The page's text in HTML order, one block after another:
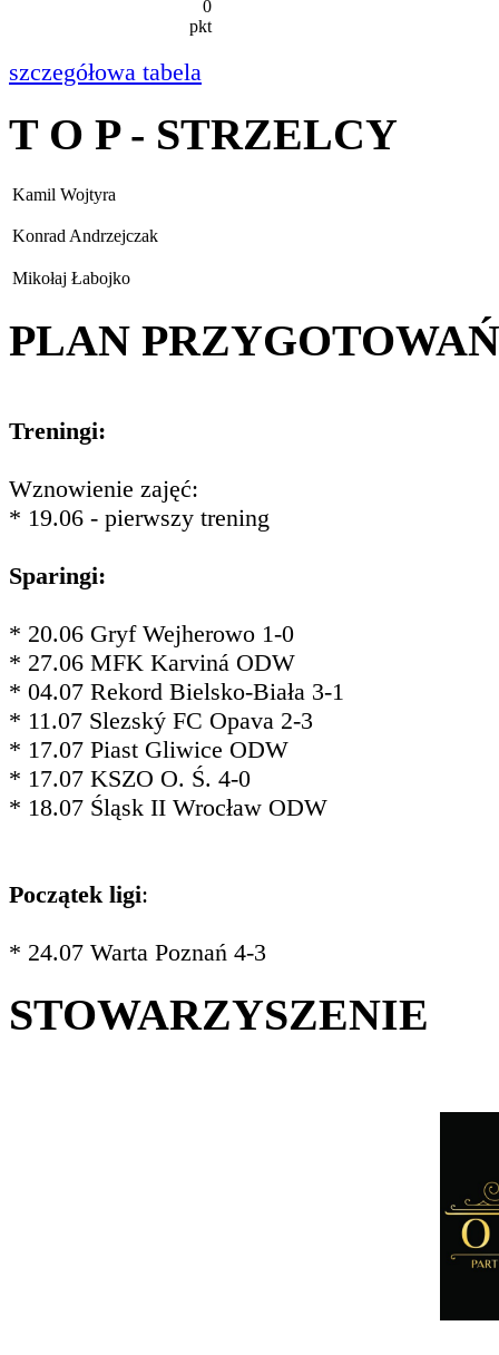
0
pkt
szczegółowa tabela
T O P - STRZELCY
Kamil Wojtyra
Konrad Andrzejczak
Mikołaj Łabojko
PLAN PRZYGOTOWAŃ
Treningi:
Wznowienie zajęć:
* 19.06 - pierwszy trening
Sparingi:
* 20.06 Gryf Wejherowo 1-0
* 27.06 MFK Karviná ODW
* 04.07 Rekord Bielsko-Biała 3-1
* 11.07 Slezský FC Opava 2-3
* 17.07 Piast Gliwice ODW
* 17.07 KSZO O. Ś. 4-0
* 18.07 Śląsk II Wrocław ODW
Początek ligi:
* 24.07 Warta Poznań 4-3
STOWARZYSZENIE